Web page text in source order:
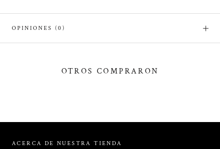
OPINIONES (0)
OTROS COMPRARON
ACERCA DE NUESTRA TIENDA